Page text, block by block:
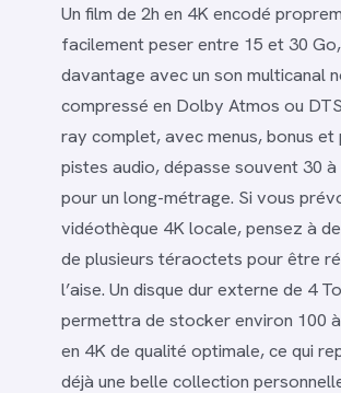
Un film de 2h en 4K encodé
facilement peser entre 15 et 30
davantage avec un son multicanal
compressé en Dolby Atmos ou
ray complet, avec menus, bonus et
pistes audio, dépasse souvent 30 à
pour un long-métrage. Si vous
vidéothèque 4K locale, pensez à
de plusieurs téraoctets pour être
l’aise. Un disque dur externe de 4
permettra de stocker environ 100
en 4K de qualité optimale, ce qui
déjà une belle collection